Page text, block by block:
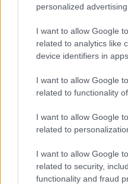
personalized advertising.
I want to allow Google
related to analytics like
device identifiers in apps.
I want to allow Google
related to functionality
I want to allow Google
related to
I want to allow Google
related to security,
functionality and fraud
020 7879 840
Palvelemme sinua
(yhteydenottoja
Laskutus ja
Jos asiasi koskee
lähettämää laskua: